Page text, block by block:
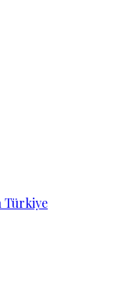
Türkiye